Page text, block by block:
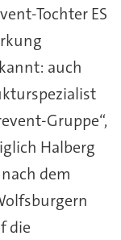
Tochter ES
auch
Gruppe“,
Halberg
dem
die